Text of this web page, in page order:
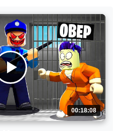
00:18:08